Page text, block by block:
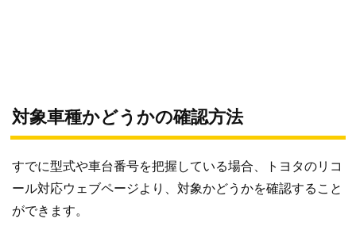
対象車種かどうかの確認方法
すでに型式や車台番号を把握している場合、トヨタのリコ
ール対応ウェブページより、対象かどうかを確認すること
ができます。